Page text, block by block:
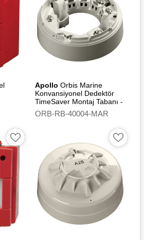
Apollo Orbis Marine
Konvansiyonel Dedektör
TimeSaver Montaj Tabanı -
Relay
ORB-RB-40004-MAR